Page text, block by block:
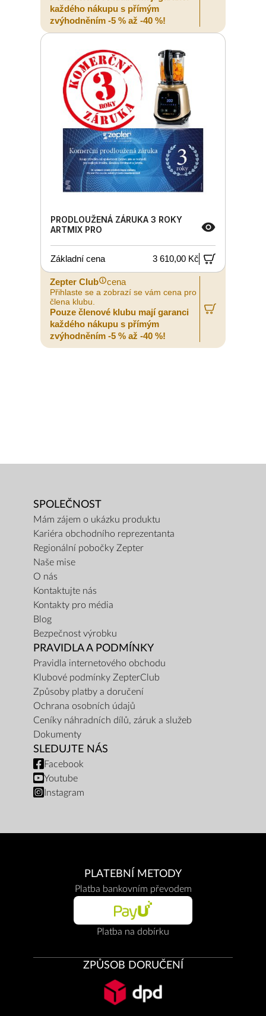
každého nákupu s přímým
zvýhodněním -5 % až -40 %!
PRODLOUŽENÁ ZÁRUKA 3 ROKY
ARTMIX PRO
Základní cena 3 610,00 Kč
Zepter Club cena
Přihlaste se a zobrazí se vám cena pro
člena klubu.
Pouze členové klubu mají garanci
každého nákupu s přímým
zvýhodněním -5 % až -40 %!
SPOLEČNOST
Mám zájem o ukázku produktu
Kariéra obchodního reprezentanta
Regionální pobočky Zepter
Naše mise
O nás
Kontaktujte nás
Kontakty pro média
Blog
Bezpečnost výrobku
PRAVIDLA A PODMÍNKY
Pravidla internetového obchodu
Klubové podmínky ZepterClub
Způsoby platby a doručení
Ochrana osobních údajů
Ceníky náhradních dílů, záruk a služeb
Dokumenty
SLEDUJTE NÁS
Facebook
Youtube
Instagram
PLATEBNÍ METODY
Platba bankovním převodem
Platba na dobírku
ZPŮSOB DORUČENÍ